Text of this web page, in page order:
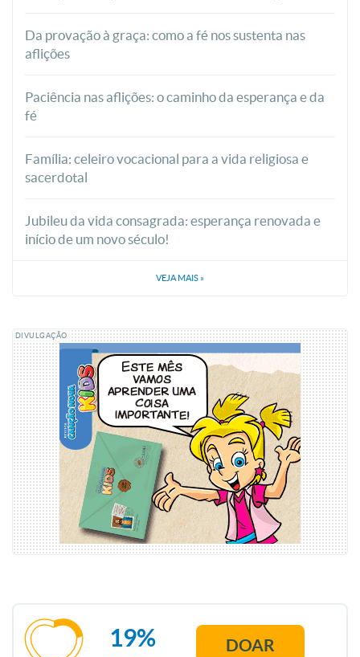
Da provação à graça: como a fé nos sustenta nas
aflições
Paciência nas aflições: o caminho da esperança e da
fé
Família: celeiro vocacional para a vida religiosa e
sacerdotal
Jubileu da vida consagrada: esperança renovada e
início de um novo século!
VEJA MAIS »
DIVULGAÇÃO
19% DOAR